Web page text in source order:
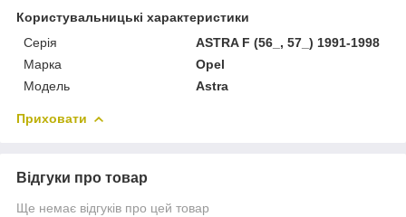
Користувальницькі характеристики
Серія
ASTRA F (56_, 57_) 1991-1998
Марка
Opel
Модель
Astra
Приховати
Відгуки про товар
Ще немає відгуків про цей товар